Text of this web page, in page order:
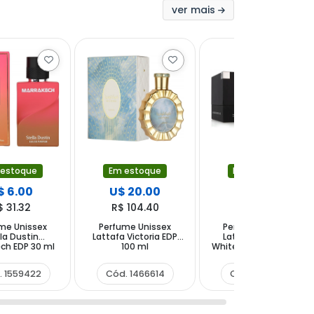
ver mais
6.00
31.32
Unissex
Dustin
EDP 30 ml
1559422
Em estoque
U$ 20.00
R$ 104.40
Perfume Unissex
Lattafa Victoria EDP
100 ml
Cód. 1466614
Em estoque
Perfume Unissex
Lattafa 24 Carat
White Gold EDP 100 ml
Cód. 1515428